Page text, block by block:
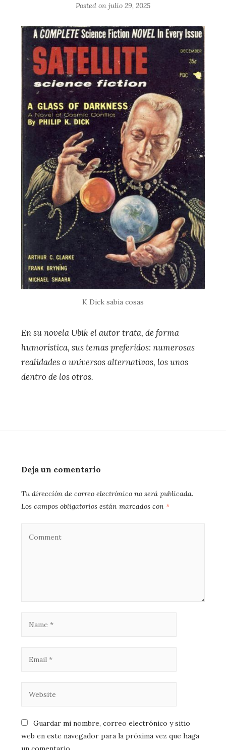
Posted on julio 29, 2025
K Dick sabia cosas
En su novela Ubik el autor trata, de forma
humorística, sus temas preferidos: numerosas
realidades o universos alternativos, los unos
dentro de los otros.
Deja un comentario
Tu dirección de correo electrónico no será publicada.
Los campos obligatorios están marcados con *
Guardar mi nombre, correo electrónico y sitio
web en este navegador para la próxima vez que haga